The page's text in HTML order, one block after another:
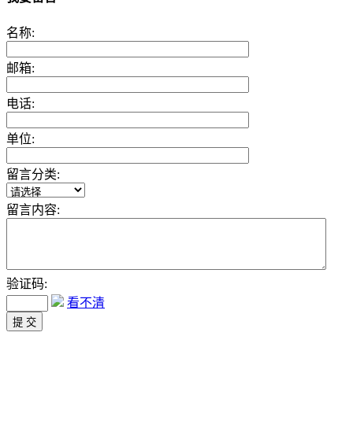
名称:
邮箱:
电话:
单位:
留言分类:
留言内容:
验证码:
看不清